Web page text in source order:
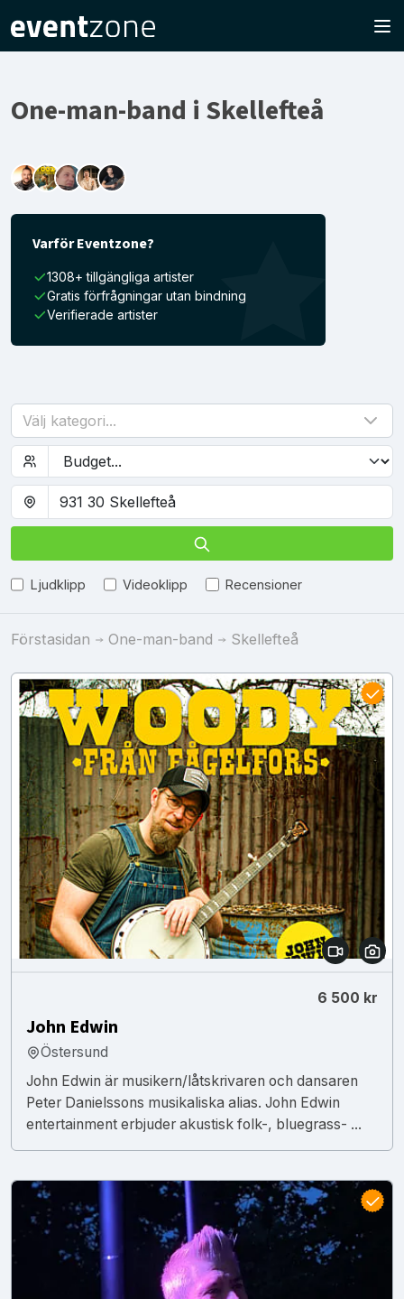
One-man-band i Skellefteå
Varför Eventzone?
1308+ tillgängliga artister
Gratis förfrågningar utan bindning
Verifierade artister
Välj kategori...
Ljudklipp Videoklipp Recensioner
Förstasidan One-man-band Skellefteå
6 500 kr
John Edwin
Östersund
John Edwin är musikern/låtskrivaren och dansaren
Peter Danielssons musikaliska alias. John Edwin
entertainment erbjuder akustisk folk-, bluegrass- ...